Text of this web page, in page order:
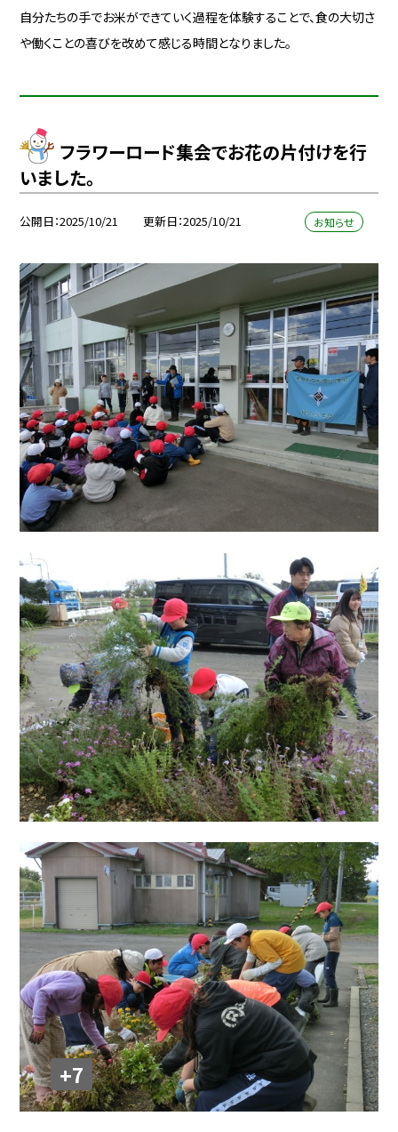
自分たちの手でお米ができていく過程を体験することで、食の大切さ
や働くことの喜びを改めて感じる時間となりました。
フラワーロード集会でお花の片付けを行
いました。
公開日 2025/10/21 更新日 2025/10/21 お知らせ
+7